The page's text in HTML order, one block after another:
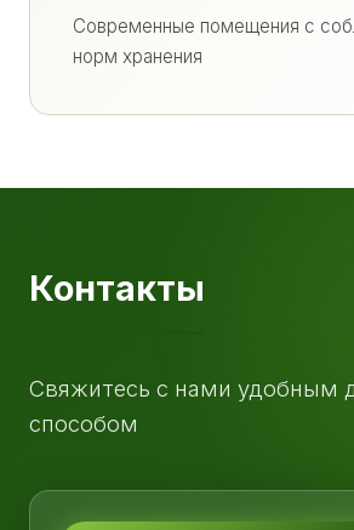
Современные помещения с
норм хранения
Контакты
Свяжитесь с нами удобным
способом